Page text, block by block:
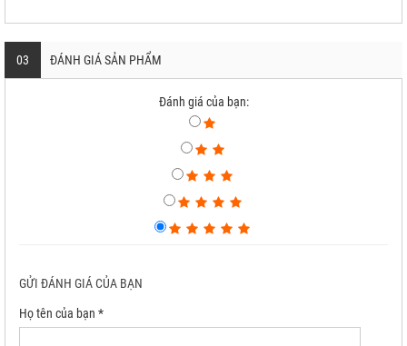
03 ĐÁNH GIÁ SẢN PHẨM
Đánh giá của bạn:
GỬI ĐÁNH GIÁ CỦA BẠN
Họ tên của bạn *